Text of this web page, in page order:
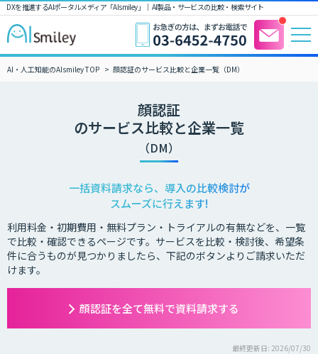
DXを推進するAIポータルメディア「AIsmiley」｜ AI製品・サービスの比較・検索サイト
AI・人工知能のAIsmiley TOP 顔認証のサービス比較と企業一覧（DM）
顔認証
のサービス比較と企業一覧
（DM）
一括資料請求なら、導入の比較検討が
スムーズに行えます!
利用料金・初期費用・無料プラン・トライアルの有無などを、一覧
で比較・確認できるページです。サービスを比較・検討後、希望条
件に合うものが見つかりましたら、下記のボタンよりご請求いただ
けます。
顔認証を全て無料で資料請求する
最終更新日: 2026/07/30